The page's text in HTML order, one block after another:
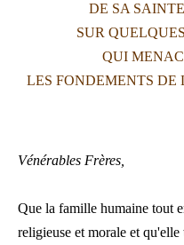
DE SA
SUR
QUI
LES FONDEMENTS
Vénérables Frères,
Que la famille humaine tout
religieuse et morale et